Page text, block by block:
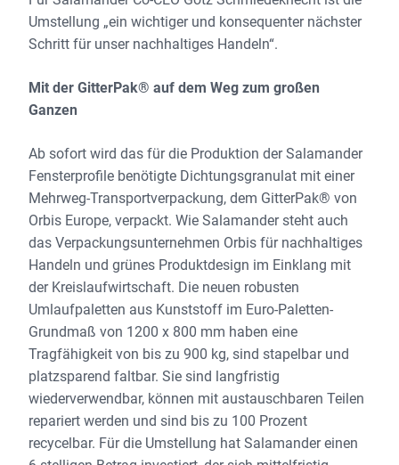
Umstellung „ein wichtiger und konsequenter nächster
Schritt für unser nachhaltiges Handeln“.
Mit der GitterPak® auf dem Weg zum großen
Ganzen
Ab sofort wird das für die Produktion der Salamander
Fensterprofile benötigte Dichtungsgranulat mit einer
Mehrweg-Transportverpackung, dem GitterPak® von
Orbis Europe, verpackt. Wie Salamander steht auch
das Verpackungsunternehmen Orbis für nachhaltiges
Handeln und grünes Produktdesign im Einklang mit
der Kreislaufwirtschaft. Die neuen robusten
Umlaufpaletten aus Kunststoff im Euro-Paletten-
Grundmaß von 1200 x 800 mm haben eine
Tragfähigkeit von bis zu 900 kg, sind stapelbar und
platzsparend faltbar. Sie sind langfristig
wiederverwendbar, können mit austauschbaren Teilen
repariert werden und sind bis zu 100 Prozent
recycelbar. Für die Umstellung hat Salamander einen